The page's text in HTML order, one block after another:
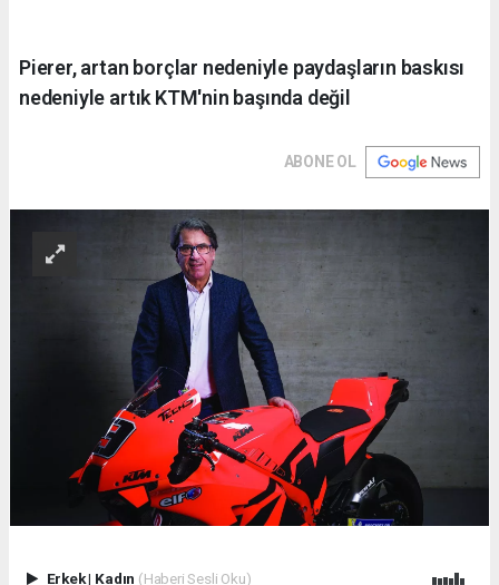
Pierer, artan borçlar nedeniyle paydaşların baskısı
nedeniyle artık KTM'nin başında değil
ABONE OL
Erkek| Kadın (Haberi Sesli Oku)